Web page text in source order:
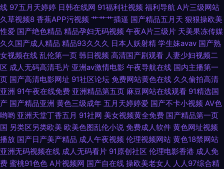
另类老女人 91次元黄色 欧美片1区 www46国产 日韩精品网站 97成人视频
在线 手机av福利 俺去射官网 亚洲热A朋友的妈妈 九九re视频在线观看 91剧
场 色97干 国产后入av 91Nav中文字幕 国产另类人妖网址 91v91cn 久久一
区丝袜制服 91情侣在线视频 欧美毛多水多bb 91亚州 色色的视频 九色反差
91 91新人xh98hx新作 日韩天堂无码 成人秀场 91v国产精品酒视频 久草福利
网 91深夜福利在线导航 欧美性爱第四页 熟女视频一区二区三区 九九国产精
品九九 91网站在线免费下载 五月桃花网一道本 韩精品久久 91看片婬黄大片
线 97五月天婷婷 日韩在线网 91福利社视频 福利导航 A片三级网站
久草视频8 香蕉APP污视频 艹艹艹插逼 国产精品五月天 狠狠操欧美
性爱 国产绝色精品 精品孕妇无码视频 午夜A片三级片 天美果冻传媒
久久国产成人精品 精品93久久久 日本人妖射精 学生妹avav 国产熟
女视频在线 乱伦第一页 韩日视频 高清国产剧观看 人妻少妇视频二
区 成人无码高清毛片 亚洲av激情电影 午夜导航在线 国内主播第一
页 国产高清电影网址 91社区论坛 免费网站黄色在线 久久偷拍高清
亚洲 91午夜在线免费 亚洲精品第五页 麻豆网站在线观看 91精选国
产 国产精品亚洲 黄色三级成年 五月天婷婷爱 国产不卡小视频 AV色
哟哟 亚洲天堂丁香五月 91社网 美女视频黄全免费 国产精品第一页
国 另类区另类欧美 欧美色图乱伦小说 免费成人软件 黄色网址视频
播放 国产日产美产精品 成人午夜视频 伦理视频网站 黄色18禁网站
亚洲无码视频在线 成人无码看片 91原创社区 伦理电影香港 成人免
费 蜜桃91色色 A片视频网 国产自在线 操欧美老女人 人人97综合精